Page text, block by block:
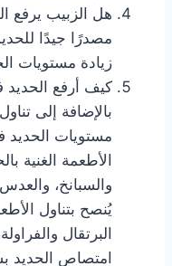
هل الزبيب يرفع
مصدرًا جيدًا
زيادة مستويات
كيف أرفع
بالإضافة إلى
مستويات
الأطعمة الغنية
والسبانخ،
امتصاص